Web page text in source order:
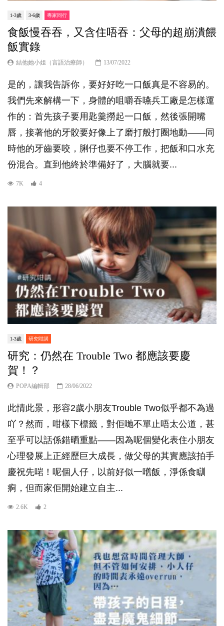
1-3歲 3-6歲 專家同行
食飯慢吞吞，又含住唔吞：父母的超崩潰餵
飯實錄
結他她小姐（言語治療師） 13/07/2022
是的，讓我告訴你，要好好吃一口飯真是不容易的。
我們先來解構一下，身體的咀嚼吞嚥兵工廠是怎樣運
作的：首先孩子要用匙羹撈起一口飯，然後張開嘴
唇，接著他的牙骹要好像上了磨打般打圈地動——同
時他的牙齒要咬，脷仔也要不停工作，把飯和口水充
份混合。直到他終於準備好了，大腦就要...
7K 4
1-3歲 研究咁講
研究：仍然在 Trouble Two 都應該要慶
賀！？
POPA編輯部 28/06/2022
此情此景，形容2歲小朋友Trouble Two似乎都不為過
吖？然而，咁樣下標籤，對佢哋不單止唔太公道，甚
至乎可以話係錯晒重點——因為呢個變化表住小朋友
心理發展上正經歷巨大成長，做父母的其實應該拍手
慶祝先啱！呢個人仔，以前好似一嚿飯，淨係食瞓
痾，但而家佢開始建立自主...
2.6K 2